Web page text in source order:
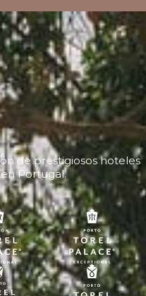
de prestigiosos hoteles
Portugal.